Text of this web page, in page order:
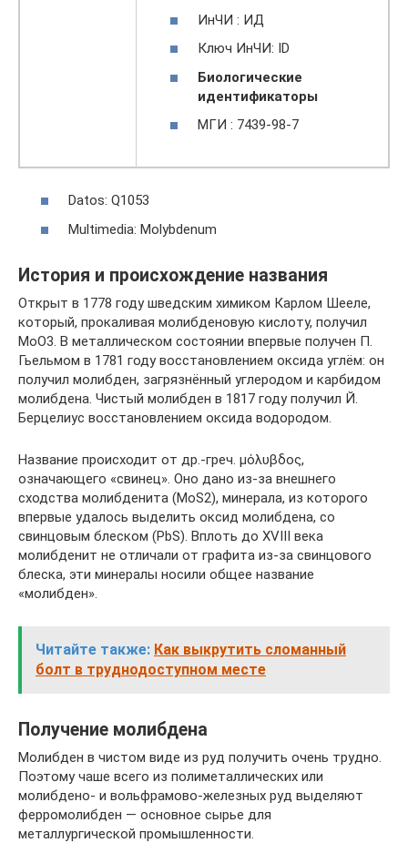
ИнЧИ : ИД
Ключ ИнЧИ: ID
Биологические
идентификаторы
МГИ : 7439-98-7
Datos: Q1053
Multimedia: Molybdenum
История и происхождение названия
Открыт в 1778 году шведским химиком Карлом Шееле,
который, прокаливая молибденовую кислоту, получил
MoO3. В металлическом состоянии впервые получен П.
Гьельмом в 1781 году восстановлением оксида углём: он
получил молибден, загрязнённый углеродом и карбидом
молибдена. Чистый молибден в 1817 году получил Й.
Берцелиус восстановлением оксида водородом.
Название происходит от др.-греч. μόλυβδος,
означающего «свинец». Оно дано из-за внешнего
сходства молибденита (MoS2), минерала, из которого
впервые удалось выделить оксид молибдена, со
свинцовым блеском (PbS). Вплоть до XVIII века
молибденит не отличали от графита из-за свинцового
блеска, эти минералы носили общее название
«молибден».
Читайте также: Как выкрутить сломанный
болт в труднодоступном месте
Получение молибдена
Молибден в чистом виде из руд получить очень трудно.
Поэтому чаше всего из полиметаллических или
молибдено- и вольфрамово-железных руд выделяют
ферромолибден — основное сырье для
металлургической промышленности.